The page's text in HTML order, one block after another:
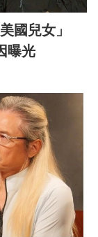
美國兒女」
曝光